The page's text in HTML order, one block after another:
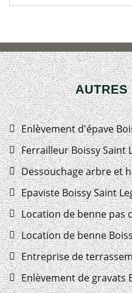
AUTRES
Enlèvement d'épave
Ferrailleur Boissy Saint
Dessouchage arbre et
Epaviste Boissy Saint
Location de benne pas
Location de benne
Entreprise de
Enlèvement de gravats